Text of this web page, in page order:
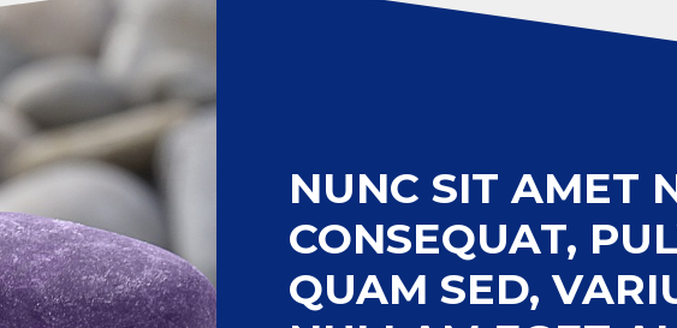
NUNC SIT AMET
CONSEQUAT,
QUAM SED,